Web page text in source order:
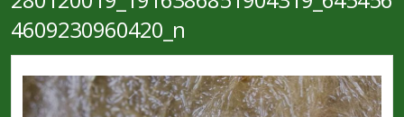
4609230960420_n